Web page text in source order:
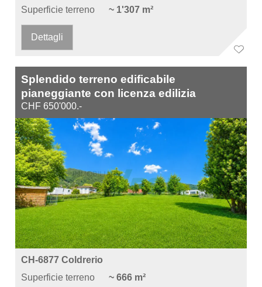
Superficie terreno
~ 1'307 m²
Dettagli
Splendido terreno edificabile
pianeggiante con licenza edilizia
CHF 650'000.-
CH-6877 Coldrerio
Superficie terreno
~ 666 m²